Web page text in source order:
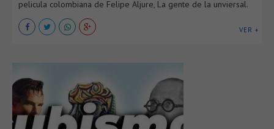
pelicula colombiana de Felipe Aljure, La gente de la unviersal.
VER +